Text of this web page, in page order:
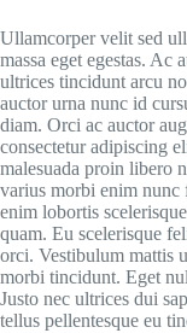
Ullamcorper velit sed
massa eget egestas. Ac
ultrices tincidunt arcu
auctor urna nunc id
diam. Orci ac auctor
consectetur adipiscing
malesuada proin libero
varius morbi enim nunc
enim lobortis
quam. Eu scelerisque
orci. Vestibulum mattis
morbi tincidunt. Eget
Justo nec ultrices dui
tellus pellentesque eu